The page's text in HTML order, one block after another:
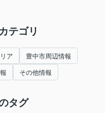
テゴリ
ア 豊中市周辺情報
その他情報
タグ